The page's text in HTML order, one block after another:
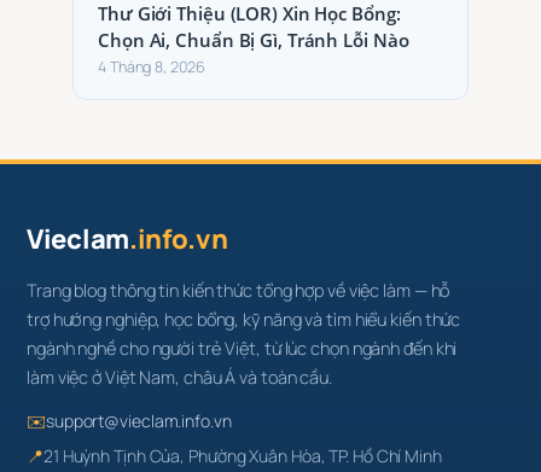
Thư Giới Thiệu (LOR) Xin Học Bổng:
Chọn Ai, Chuẩn Bị Gì, Tránh Lỗi Nào
4 Tháng 8, 2026
Vieclam.info.vn
Trang blog thông tin kiến thức tổng hợp về việc làm — hỗ
trợ hướng nghiệp, học bổng, kỹ năng và tìm hiểu kiến thức
ngành nghề cho người trẻ Việt, từ lúc chọn ngành đến khi
làm việc ở Việt Nam, châu Á và toàn cầu.
✉️support@vieclam.info.vn
📍21 Huỳnh Tịnh Của, Phường Xuân Hòa, TP. Hồ Chí Minh